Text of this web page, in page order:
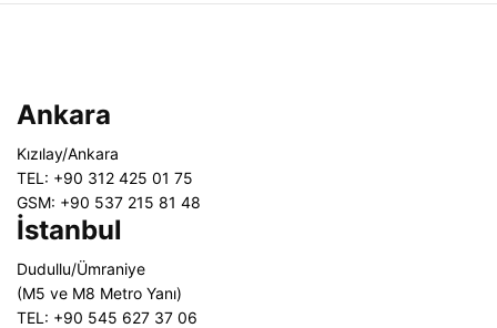
Ankara
Kızılay/Ankara
TEL: +90 312 425 01 75
GSM: +90 537 215 81 48
İstanbul
Dudullu/Ümraniye
(M5 ve M8 Metro Yanı)
TEL: +90 545 627 37 06